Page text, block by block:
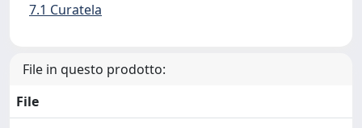
7.1 Curatela
File in questo prodotto:
File